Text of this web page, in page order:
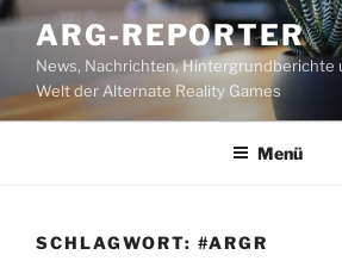
Zum
Inhalt
springen
ARG-REPORTER
News, Nachrichten, Hintergrundberichte
Welt der Alternate Reality Games
Menü
SCHLAGWORT: #ARGR